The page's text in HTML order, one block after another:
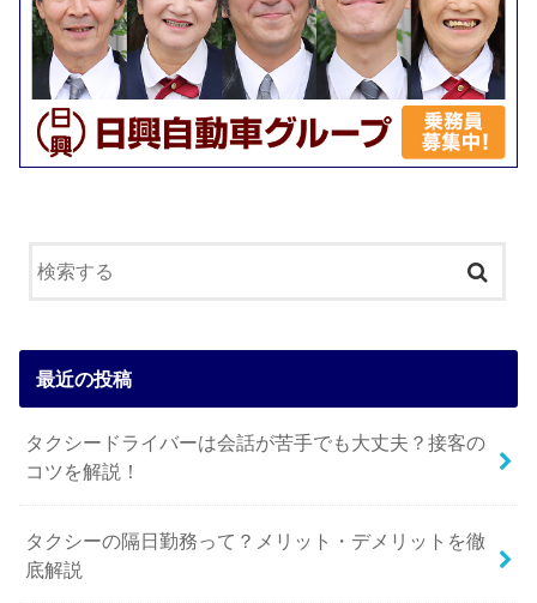
最近の投稿
タクシードライバーは会話が苦手でも大丈夫？接客の
コツを解説！
タクシーの隔日勤務って？メリット・デメリットを徹
底解説